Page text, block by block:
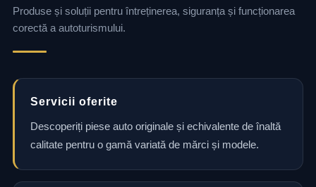
Produse și soluții pentru întreținerea, siguranța și funcționarea
corectă a autoturismului.
Servicii oferite
Descoperiți piese auto originale și echivalente de înaltă
calitate pentru o gamă variată de mărci și modele.